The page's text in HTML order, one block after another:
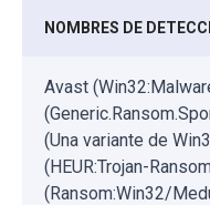
NOMBRES DE
Avast
(Una variante de
(HEUR:Trojan-
(Ransom:Win32/